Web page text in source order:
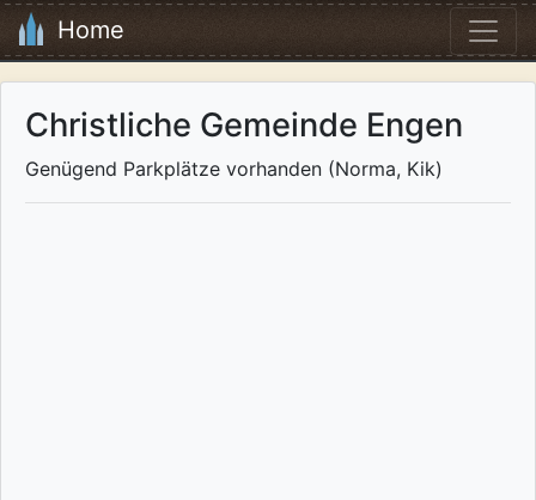
Home
Christliche Gemeinde Engen
Genügend Parkplätze vorhanden (Norma, Kik)